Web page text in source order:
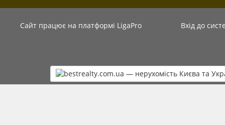
Сайт працює на платформі LigaPro Вхід до